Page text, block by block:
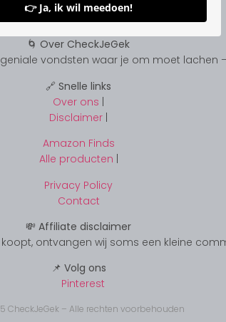
👉 Ja, ik wil meedoen!
🌀 Over CheckJeGek
vondsten waar je om moet lachen
🔗 Snelle links
Over ons |
Disclaimer |
Amazon Finds
Alle producten
Privacy Policy
Contact
💸 Affiliate disclaimer
koopt, ontvangen wij soms een kleine
📌 Volg ons
Pinterest
CheckJeGek – Alle rechten voorbehouden